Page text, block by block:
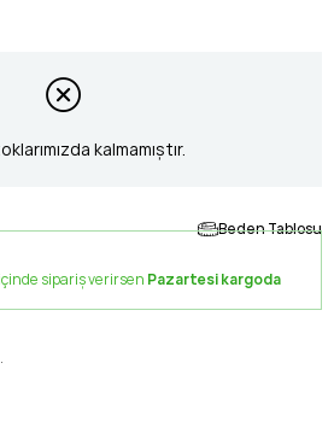
kalmamıştır.
Beden Tablosu
sipariş verirsen Pazartesi kargoda